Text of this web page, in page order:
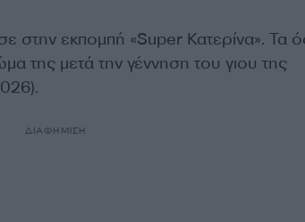
στην εκπομπή «Super Κατερίνα». Τα
της μετά την γέννηση του γιου της
ΔΙΑΦΗΜΙΣΗ